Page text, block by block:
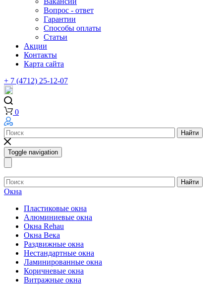
Вопрос - ответ
Гарантии
Способы оплаты
Статьи
Акции
Контакты
Карта сайта
+ 7 (4712) 25-12-07
0
Найти
Toggle navigation
Найти
Окна
Пластиковые окна
Алюминиевые окна
Окна Rehau
Окна Века
Раздвижные окна
Нестандартные окна
Ламинированные окна
Коричневые окна
Витражные окна